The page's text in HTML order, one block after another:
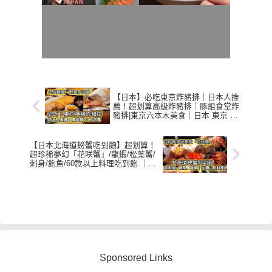
【日本】必吃東京炸豬排｜日本人推
薦！超划算高級炸豬排｜豚組食堂炸
豬排|東京六本木美食｜日本 東京 必
【日本北海道螃蟹吃到飽】超划算！
超珍稀夢幻「花咲蟹」/龍蝦/松葉蟹/
刺身/飽魚/60款以上料理吃到飽 ｜日
Sponsored Links